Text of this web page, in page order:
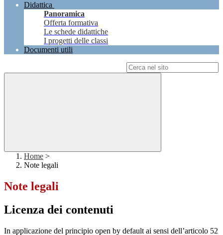
Didattica
Panoramica
Offerta formativa
Le schede didattiche
I progetti delle classi
Documenti utili
Home >
Note legali
Note legali
Licenza dei contenuti
In applicazione del principio open by default ai sensi dell’articolo 52